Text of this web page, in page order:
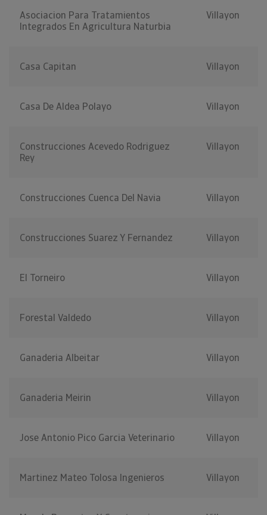
Asociacion Para Tratamientos
Integrados En Agricultura Naturbia
Villayon
Casa Capitan Villayon
Casa De Aldea Polayo Villayon
Construcciones Acevedo Rodriguez
Rey
Villayon
Construcciones Cuenca Del Navia Villayon
Construcciones Suarez Y Fernandez Villayon
El Torneiro Villayon
Forestal Valdedo Villayon
Ganaderia Albeitar Villayon
Ganaderia Meirin Villayon
Jose Antonio Pico Garcia Veterinario Villayon
Martinez Mateo Tolosa Ingenieros Villayon